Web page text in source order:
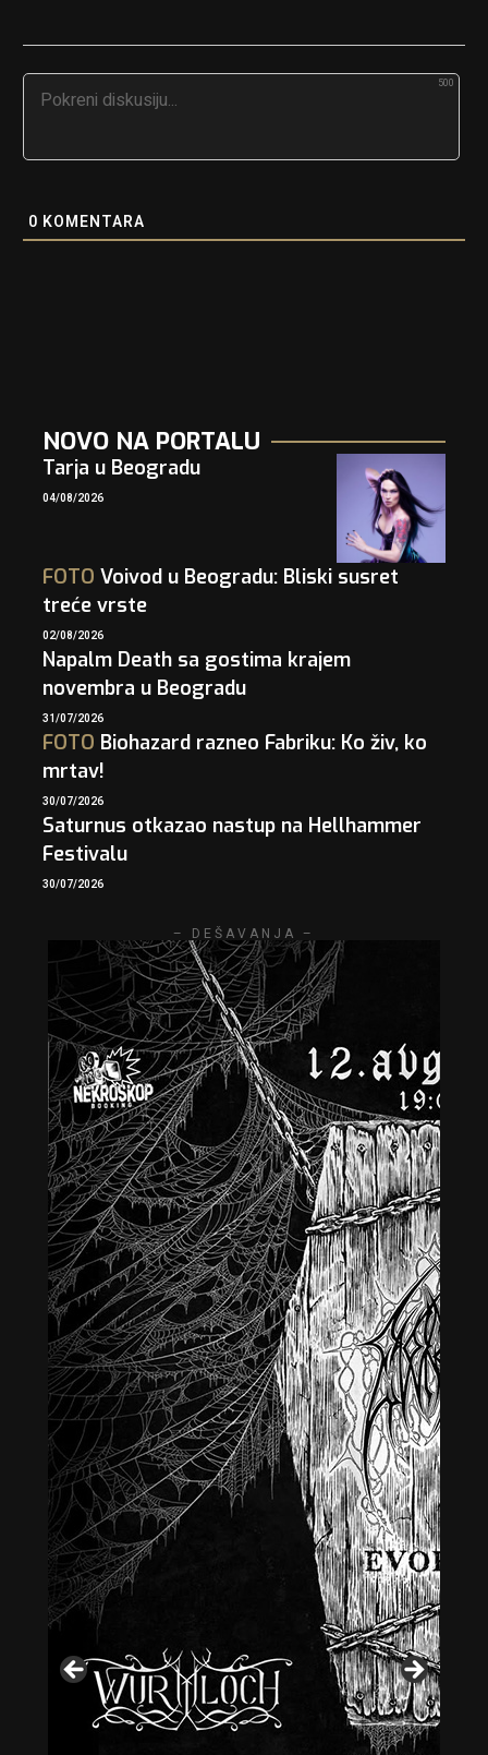
500
0 KOMENTARA
NOVO NA PORTALU
Tarja u Beogradu
04/08/2026
FOTO Voivod u Beogradu: Bliski susret
treće vrste
02/08/2026
Napalm Death sa gostima krajem
novembra u Beogradu
31/07/2026
FOTO Biohazard razneo Fabriku: Ko živ, ko
mrtav!
30/07/2026
Saturnus otkazao nastup na Hellhammer
Festivalu
30/07/2026
– DEŠAVANJA –